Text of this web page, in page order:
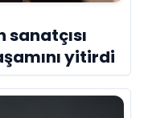
yitirdi